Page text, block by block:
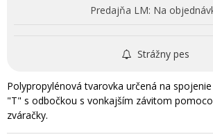
Predajňa LM: Na
Strážny pes
Polypropylénová tvarovka určená na
"T" s odbočkou s vonkajším závitom
zváračky.